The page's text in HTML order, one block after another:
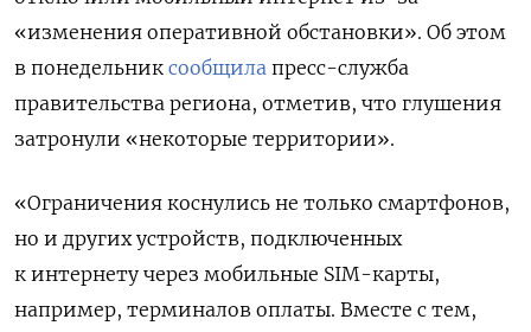
«изменения оперативной обстановки». Об этом
в понедельник сообщила пресс-служба
правительства региона, отметив, что глушения
затронули «некоторые территории».
«Ограничения коснулись не только смартфонов,
но и других устройств, подключенных
к интернету через мобильные SIM-карты,
например, терминалов оплаты. Вместе с тем,